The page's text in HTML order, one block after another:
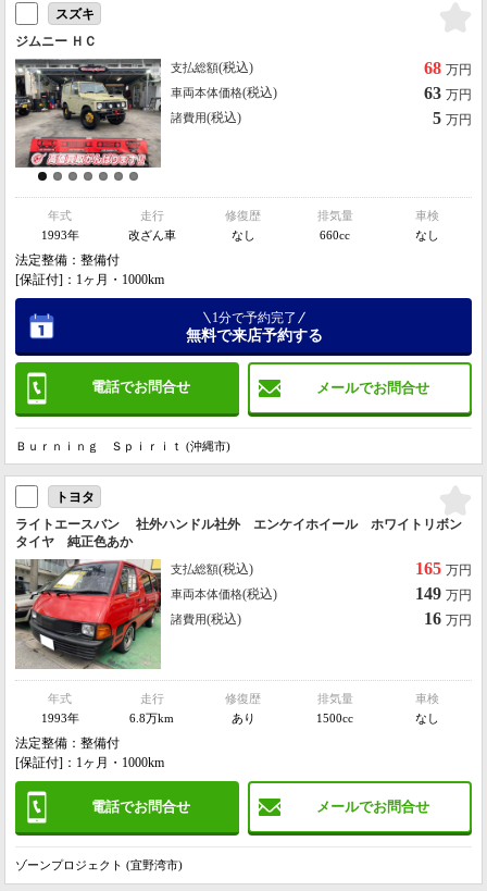
スズキ
ジムニー ＨＣ
支払総額(税込) 68 万円
車両本体価格(税込) 63 万円
諸費用(税込) 5 万円
年式
1993年
走行
改ざん車
修復歴
なし
排気量
660cc
車検
なし
法定整備：整備付
[保証付]：1ヶ月・1000km
電話でお問合せ メールでお問合せ
1分で予約完了
無料で来店予約する
Ｂｕｒｎｉｎｇ Ｓｐｉｒｉｔ (沖縄市)
トヨタ
ライトエースバン 社外ハンドル社外 エンケイホイール ホワイトリボン
タイヤ 純正色あか
支払総額(税込) 165 万円
車両本体価格(税込) 149 万円
諸費用(税込) 16 万円
年式
1993年
走行
6.8万km
修復歴
あり
排気量
1500cc
車検
なし
法定整備：整備付
[保証付]：1ヶ月・1000km
電話でお問合せ メールでお問合せ
ゾーンプロジェクト (宜野湾市)